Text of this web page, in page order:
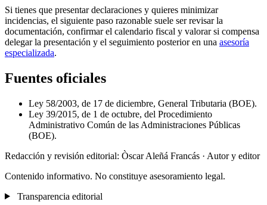
Si tienes que presentar declaraciones y quieres minimizar
incidencias, el siguiente paso razonable suele ser revisar la
documentación, confirmar el calendario fiscal y valorar si compensa
delegar la presentación y el seguimiento posterior en una asesoría
especializada.
Fuentes oficiales
Ley 58/2003, de 17 de diciembre, General Tributaria (BOE).
Ley 39/2015, de 1 de octubre, del Procedimiento
Administrativo Común de las Administraciones Públicas
(BOE).
Redacción y revisión editorial: Òscar Aleñá Francás · Autor y editor
Contenido informativo. No constituye asesoramiento legal.
Transparencia editorial